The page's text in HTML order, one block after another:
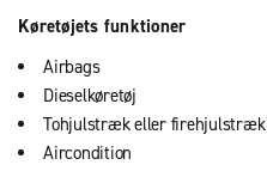
Køretøjets funktioner
Airbags
Dieselkøretøj
Tohjulstræk eller firehjulstræk
Aircondition